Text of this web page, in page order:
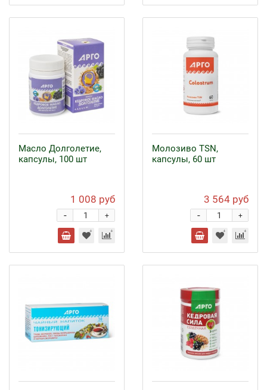
Масло Долголетие,
капсулы, 100 шт
1 008 руб
+
-
Молозиво TSN,
капсулы, 60 шт
3 564 руб
+
-